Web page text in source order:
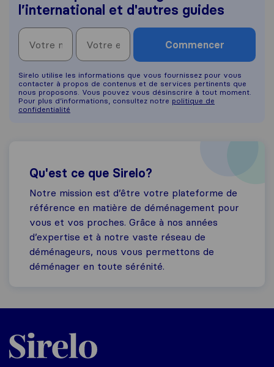
l’international et d'autres guides
Commencer
Sirelo utilise les informations que vous fournissez pour vous
contacter à propos de contenus et de services pertinents que
nous proposons. Vous pouvez vous désinscrire à tout moment.
Pour plus d’informations, consultez notre politique de
confidentialité
Qu'est ce que Sirelo?
Notre mission est d’être votre plateforme de
référence en matière de déménagement pour
vous et vos proches. Grâce à nos années
d’expertise et à notre vaste réseau de
déménageurs, nous vous permettons de
déménager en toute sérénité.
Sirelo.fr